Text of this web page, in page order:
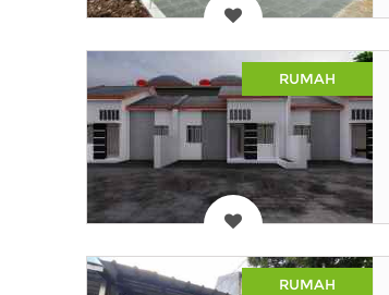
RUMAH
RUMAH